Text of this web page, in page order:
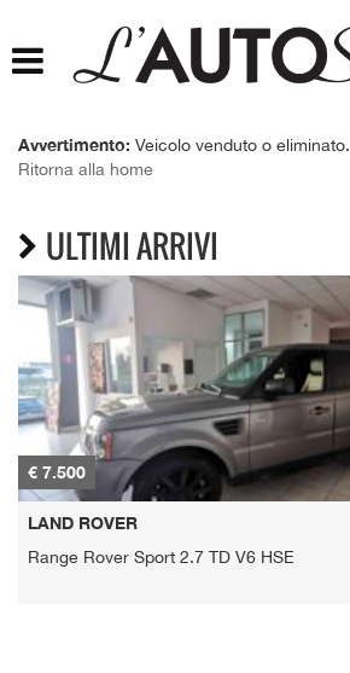
LISTA VEICOLI
ACQUISTIAMO USATO
ASSISTENZA
CONTATTI
FINANZIAMENTI
Avvertimento: Veicolo venduto o eliminato.
Ritorna alla home
ULTIMI ARRIVI
€ 7.500
LAND ROVER
Range Rover Sport 2.7 TD V6 HSE